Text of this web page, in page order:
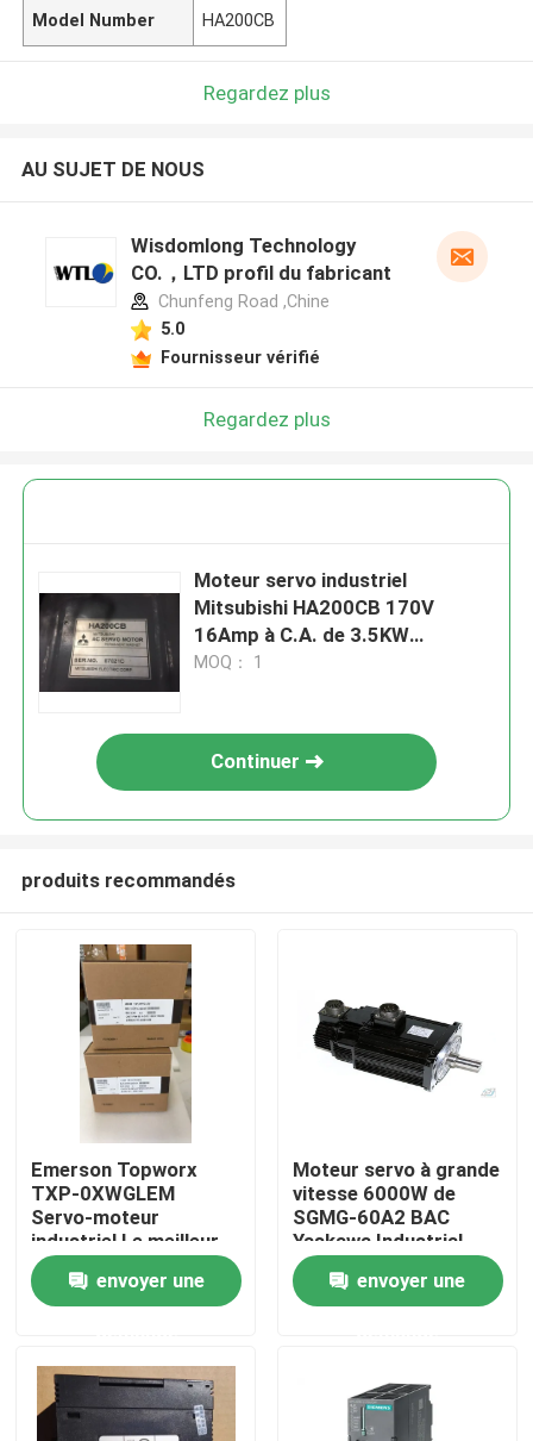
Model Number HA200CB
Regardez plus
AU SUJET DE NOUS
Wisdomlong Technology
CO.，LTD profil du fabricant
Chunfeng Road ,Chine
5.0
Fournisseur vérifié
Regardez plus
Moteur servo industriel
Mitsubishi HA200CB 170V
16Amp à C.A. de 3.5KW
2000r/min NOUVEAU
MOQ： 1
Continuer
produits recommandés
Emerson Topworx
TXP-0XWGLEM
Servo-moteur
industriel Le meilleur
prix
envoyer une
Moteur servo à grande
vitesse 6000W de
SGMG-60A2 BAC
Yaskawa Industrial
Servo Motor
envoyer une